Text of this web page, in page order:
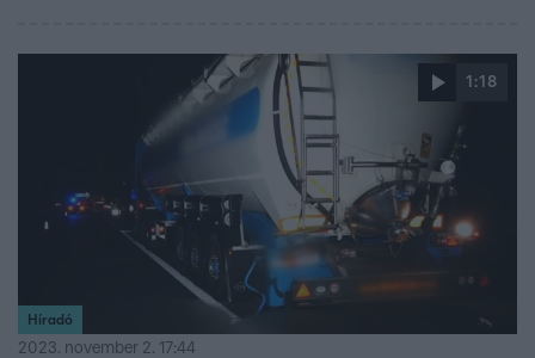
1:18
Híradó
2023. november 2. 17:44